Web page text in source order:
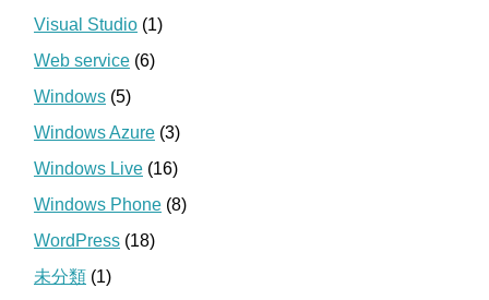
Visual Studio (1)
Web service (6)
Windows (5)
Windows Azure (3)
Windows Live (16)
Windows Phone (8)
WordPress (18)
未分類 (1)